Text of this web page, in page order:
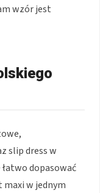
wzór jest
slip dress w
dopasować
maxi w jednym